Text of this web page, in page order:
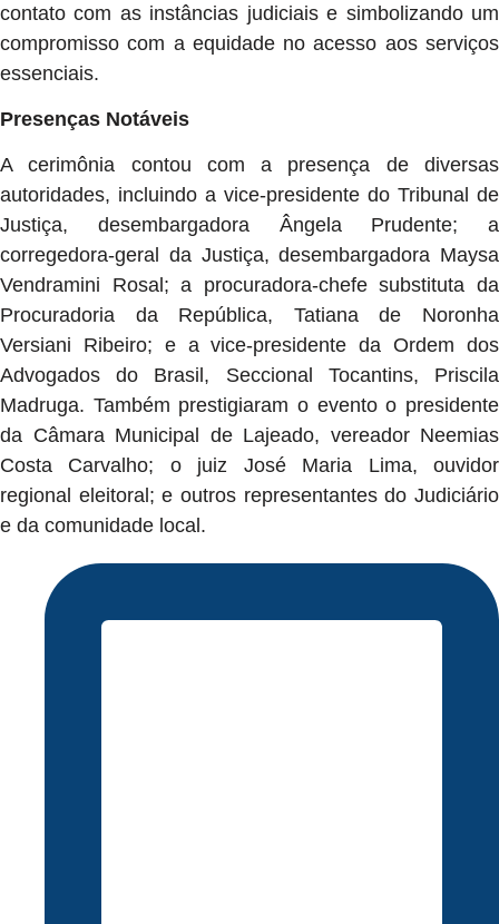
contato com as instâncias judiciais e simbolizando um
compromisso com a equidade no acesso aos serviços
essenciais.
Presenças Notáveis
A cerimônia contou com a presença de diversas
autoridades, incluindo a vice-presidente do Tribunal de
Justiça, desembargadora Ângela Prudente; a
corregedora-geral da Justiça, desembargadora Maysa
Vendramini Rosal; a procuradora-chefe substituta da
Procuradoria da República, Tatiana de Noronha
Versiani Ribeiro; e a vice-presidente da Ordem dos
Advogados do Brasil, Seccional Tocantins, Priscila
Madruga. Também prestigiaram o evento o presidente
da Câmara Municipal de Lajeado, vereador Neemias
Costa Carvalho; o juiz José Maria Lima, ouvidor
regional eleitoral; e outros representantes do Judiciário
e da comunidade local.